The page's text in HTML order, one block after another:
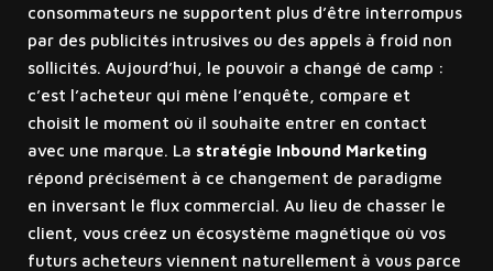
consommateurs ne supportent plus d’être interrompus
par des publicités intrusives ou des appels à froid non
sollicités. Aujourd’hui, le pouvoir a changé de camp :
c’est l’acheteur qui mène l’enquête, compare et
choisit le moment où il souhaite entrer en contact
avec une marque. La stratégie Inbound Marketing
répond précisément à ce changement de paradigme
en inversant le flux commercial. Au lieu de chasser le
client, vous créez un écosystème magnétique où vos
futurs acheteurs viennent naturellement à vous parce